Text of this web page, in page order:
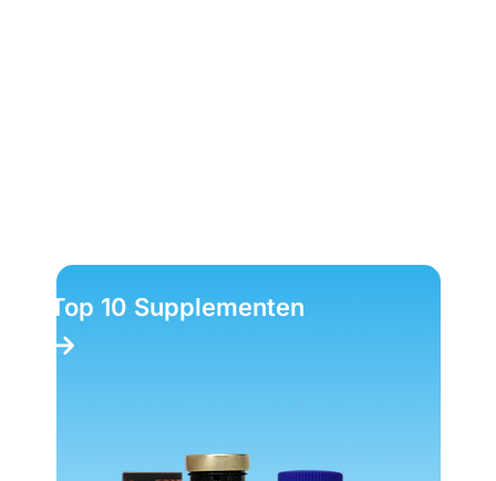
Top 10 Supplementen